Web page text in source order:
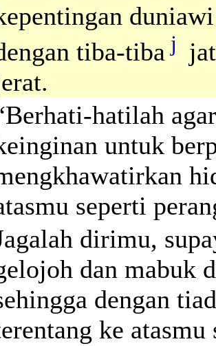
duniawi
tiba-tiba j
hatilah
untuk
seperti
dirimu,
dan mabuk
dengan
ke